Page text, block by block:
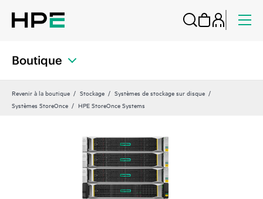
Boutique
Revenir à la boutique Stockage
Systèmes de stockage sur disque
Systèmes StoreOnce
HPE StoreOnce Systems